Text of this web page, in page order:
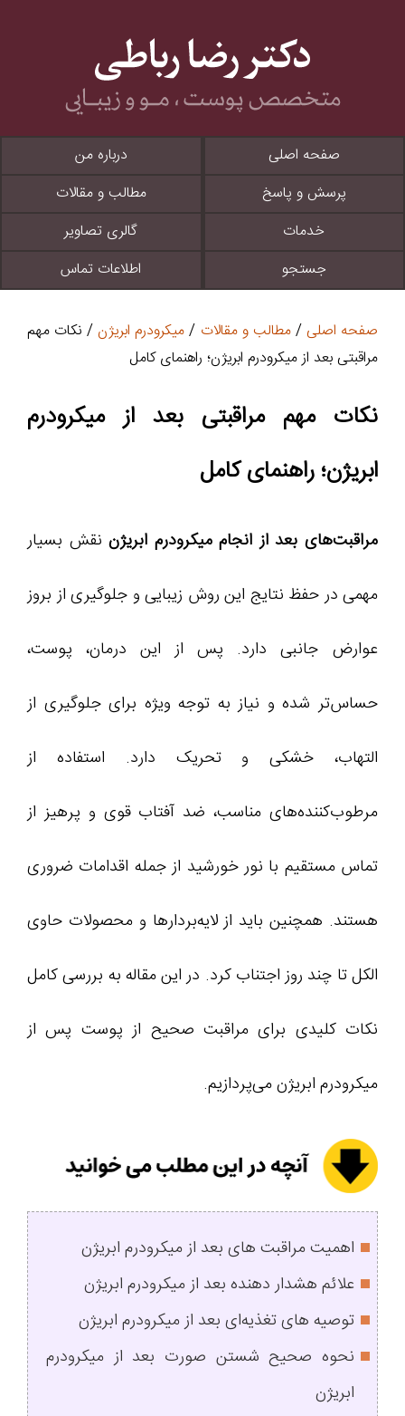
صفحه اصلی
درباره من
پرسش و پاسخ
مطالب و مقالات
خدمات
گالری تصاویر
جستجو
اطلاعات تماس
صفحه اصلی /مطالب و مقالات / میکرودرم ابریژن / نکات مهم
مراقبتی بعد از میکرودرم ابریژن؛ راهنمای کامل
نکات مهم مراقبتی بعد از میکرودرم
ابریژن؛ راهنمای کامل
مراقبت‌های بعد از انجام میکرودرم ابریژننقش بسیار
مهمی در حفظ نتایج این روش زیبایی و جلوگیری از بروز
عوارض جانبی دارد. پس از این درمان، پوست،
حساس‌تر شده و نیاز به توجه ویژه برای جلوگیری از
التهاب، خشکی و تحریک دارد. استفاده از
مرطوب‌کننده‌های مناسب، ضد آفتاب قوی و پرهیز از
تماس مستقیم با نور خورشید از جمله اقدامات ضروری
هستند. همچنین باید از لایه‌بردارها و محصولات حاوی
الکل تا چند روز اجتناب کرد. در این مقاله به بررسی کامل
نکات کلیدی برای مراقبت صحیح از پوست پس از
میکرودرم ابریژن می‌پردازیم.
اهمیت مراقبت های بعد از میکرودرم ابریژن
علائم هشدار دهنده بعد از میکرودرم ابریژن
توصیه‌ های تغذیه‌ای بعد از میکرودرم ابریژن
نحوه صحیح شستن صورت بعد از میکرودرم
ابریژن